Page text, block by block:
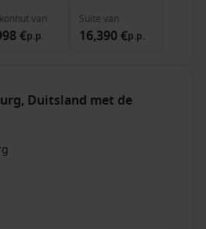
van
€p.p.
Suite van
16,390 €p.p.
Duitsland met de